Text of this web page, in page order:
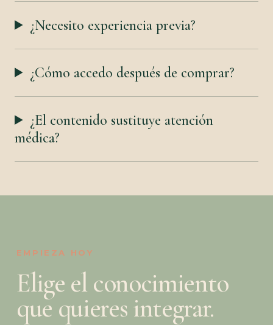
¿Necesito experiencia previa?
¿Cómo accedo después de comprar?
¿El contenido sustituye atención
médica?
EMPIEZA HOY
Elige el conocimiento
que quieres integrar.